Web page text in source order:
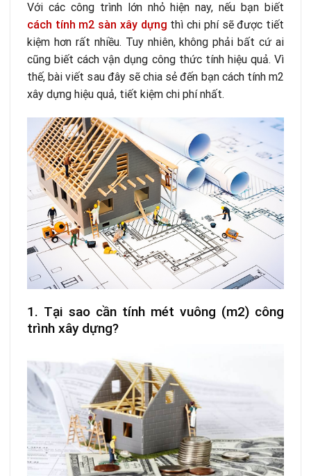
Với các công trình lớn nhỏ hiện nay, nếu bạn biết
cách tính m2 sàn xây dựng thì chi phí sẽ được tiết
kiệm hơn rất nhiều. Tuy nhiên, không phải bất cứ ai
cũng biết cách vận dụng công thức tính hiệu quả. Vì
thế, bài viết sau đây sẽ chia sẻ đến bạn cách tính m2
xây dựng hiệu quả, tiết kiệm chi phí nhất.
1. Tại sao cần tính mét vuông (m2) công
trình xây dựng?